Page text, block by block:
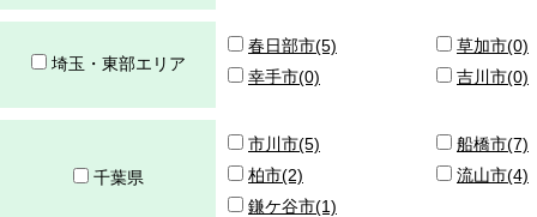
埼玉・東部エリア
春日部市(5)
草加市(0)
幸手市(0)
吉川市(0)
千葉県
市川市(5)
船橋市(7)
柏市(2)
流山市(4)
鎌ケ谷市(1)